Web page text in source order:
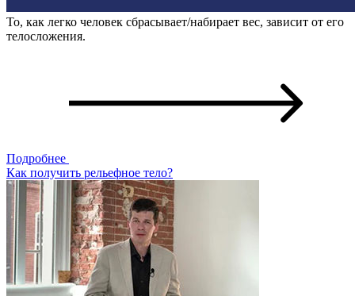
То, как легко человек сбрасывает/набирает вес, зависит от его
телосложения.
Подробнее
Как получить рельефное тело?